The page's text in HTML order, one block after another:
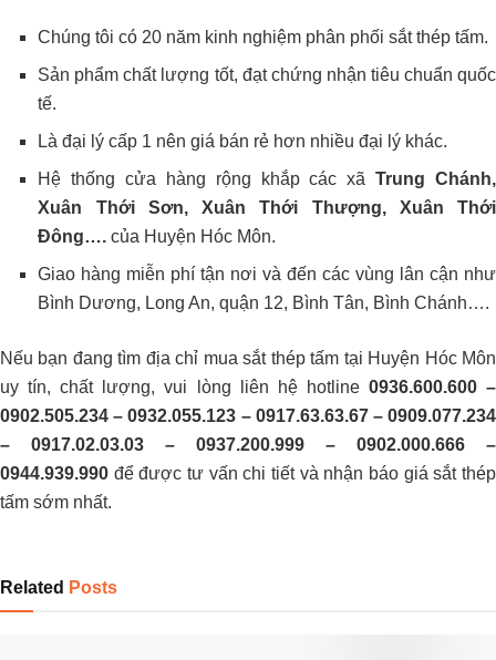
Chúng tôi có 20 năm kinh nghiệm phân phối sắt thép tấm.
Sản phẩm chất lượng tốt, đạt chứng nhận tiêu chuẩn quốc
tế.
Là đại lý cấp 1 nên giá bán rẻ hơn nhiều đại lý khác.
Hệ thống cửa hàng rộng khắp các xãTrung Chánh,
Xuân Thới Sơn, Xuân Thới Thượng, Xuân Thới
Đông…. của Huyện Hóc Môn.
Giao hàng miễn phí tận nơi và đến các vùng lân cận như
Bình Dương, Long An, quận 12, Bình Tân, Bình Chánh….
Nếu bạn đang tìm địa chỉ mua sắt thép tấm tại Huyện Hóc Môn
uy tín, chất lượng, vui lòng liên hệ hotline 0936.600.600 –
0902.505.234 – 0932.055.123 – 0917.63.63.67 – 0909.077.234
– 0917.02.03.03 – 0937.200.999 – 0902.000.666 –
0944.939.990 để được tư vấn chi tiết và nhận báo giá sắt thép
tấm sớm nhất.
Related Posts